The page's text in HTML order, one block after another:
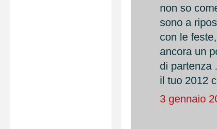
non so
sono a
con le
ancora un
di partenza
il tuo 2012
3 gennaio